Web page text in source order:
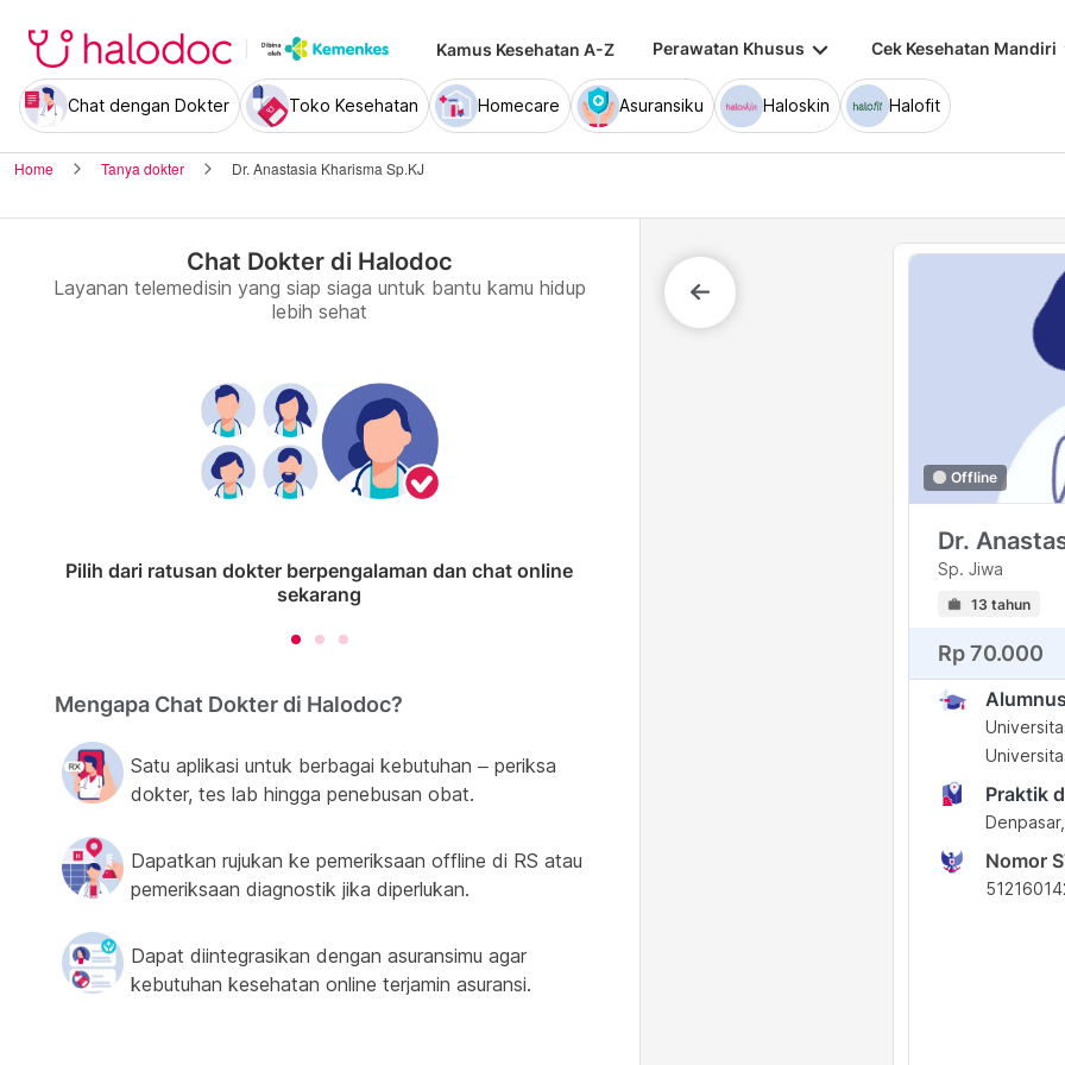
Kamus Kesehatan A-Z Perawatan Khusus keyboard_arrow_down Cek Kesehatan Mandiri
Chat dengan Dokter Toko Kesehatan Homecare Asuransiku Haloskin Halofit
Home Tanya dokter Dr. Anastasia Kharisma Sp.KJ
Chat Dokter di Halodoc
Layanan telemedisin yang siap siaga untuk bantu kamu hidup
lebih sehat
Pilih dari ratusan dokter berpengalaman dan chat online
sekarang
Mengapa Chat Dokter di Halodoc?
Satu aplikasi untuk berbagai kebutuhan – periksa
dokter, tes lab hingga penebusan obat.
Dapatkan rujukan ke pemeriksaan offline di RS atau
pemeriksaan diagnostik jika diperlukan.
Dapat diintegrasikan dengan asuransimu agar
kebutuhan kesehatan online terjamin asuransi.
Offline
Dr.
Sp. Jiwa
13 tahun
Rp 70.000
Alumnus
Praktik
Nomor